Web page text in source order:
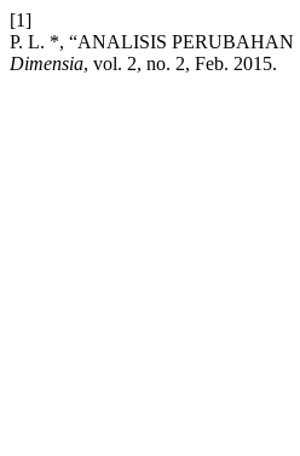
[1]
P. L. *, “ANALISIS PERUBAHAN
Dimensia, vol. 2, no. 2, Feb. 2015.